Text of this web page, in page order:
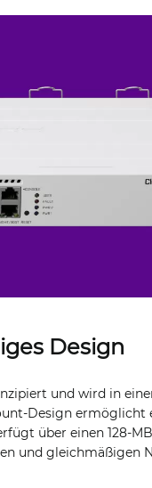
Design
und wird in
Design ermöglicht
über einen 128-
und gleichmäßigen